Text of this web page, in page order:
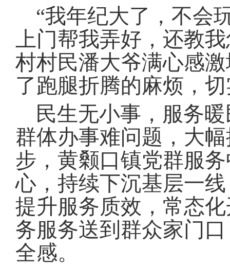
“我年纪大了，不会
上门帮我弄好，还教
村村民潘大爷满心感
了跑腿折腾的麻烦，
民生无小事，服务
群体办事难问题，大
步，黄颡口镇党群服
心，持续下沉基层一
提升服务质效，常态
务服务送到群众家门
全感。